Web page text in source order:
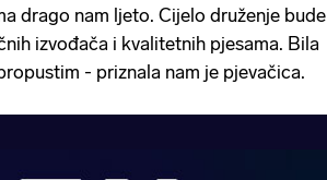
drago nam ljeto. Cijelo druženje bude
izvođača i kvalitetnih pjesama. Bila
- priznala nam je pjevačica.